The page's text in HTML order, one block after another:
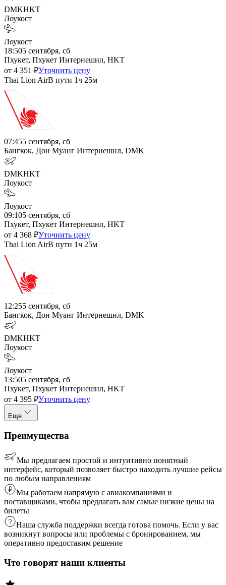
DMKHKT
Лоукост
Лоукост
18:505 сентября, сб
Пхукет, Пхукет Интернешнл, HKT
от 4 351 ₽Уточнить цену
Thai Lion AirВ пути 1ч 25м
07:455 сентября, сб
Бангкок, Дон Муанг Интернешнл, DMK
DMKHKT
Лоукост
Лоукост
09:105 сентября, сб
Пхукет, Пхукет Интернешнл, HKT
от 4 368 ₽Уточнить цену
Thai Lion AirВ пути 1ч 25м
12:255 сентября, сб
Бангкок, Дон Муанг Интернешнл, DMK
DMKHKT
Лоукост
Лоукост
13:505 сентября, сб
Пхукет, Пхукет Интернешнл, HKT
от 4 395 ₽Уточнить цену
Еще
Преимущества
Мы предлагаем простой и интуитивно понятный
интерфейс, который позволяет быстро находить лучшие рейсы
по любым направлениям
Мы работаем напрямую с авиакомпаниями и
поставщиками, чтобы предлагать вам самые низкие цены на
билеты
Наша служба поддержки всегда готова помочь. Если у вас
возникнут вопросы или проблемы с бронированием, мы
оперативно предоставим решение
Что говорят наши клиенты